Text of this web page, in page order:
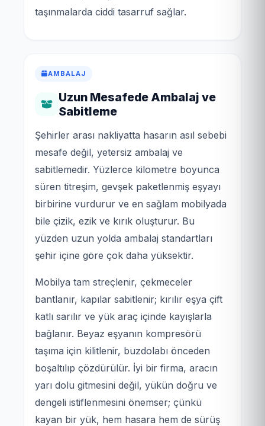
taşınmalarda ciddi tasarruf sağlar.
AMBALAJ
Uzun Mesafede Ambalaj ve
Sabitleme
Şehirler arası nakliyatta hasarın asıl sebebi
mesafe değil, yetersiz ambalaj ve
sabitlemedir. Yüzlerce kilometre boyunca
süren titreşim, gevşek paketlenmiş eşyayı
birbirine vurdurur ve en sağlam mobilyada
bile çizik, ezik ve kırık oluşturur. Bu
yüzden uzun yolda ambalaj standartları
şehir içine göre çok daha yüksektir.
Mobilya tam streçlenir, çekmeceler
bantlanır, kapılar sabitlenir; kırılır eşya çift
katlı sarılır ve yük araç içinde kayışlarla
bağlanır. Beyaz eşyanın kompresörü
taşıma için kilitlenir, buzdolabı önceden
boşaltılıp çözdürülür. İyi bir firma, aracın
yarı dolu gitmesini değil, yükün doğru ve
dengeli istiflenmesini önemser; çünkü
kayan bir yük, hem hasara hem de sürüş